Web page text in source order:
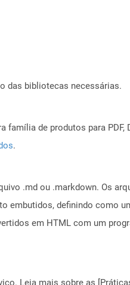
das bibliotecas necessárias.
de produtos para PDF,
.
.md ou .markdown. Os
embutidos, definindo como
em HTML com um
Leia mais sobre as